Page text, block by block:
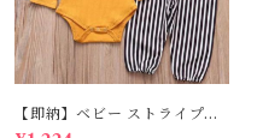
【即納】ベビー ストライプパ
ンツ&フリルロンパースset＋